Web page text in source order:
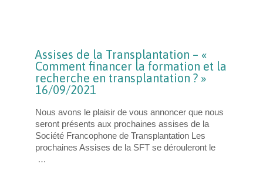
Assises de la Transplantation – «
Comment financer la formation et la
recherche en transplantation ? »
16/09/2021
Nous avons le plaisir de vous annoncer que nous
seront présents aux prochaines assises de la
Société Francophone de Transplantation Les
prochaines Assises de la SFT se dérouleront le
…